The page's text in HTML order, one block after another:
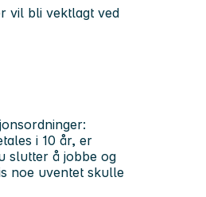
vil bli vektlagt ved
i 10 år, er
slutter å jobbe og
noe uventet skulle